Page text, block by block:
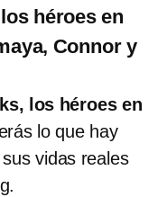
héroes en
Connor y
los héroes en
lo que hay
vidas reales